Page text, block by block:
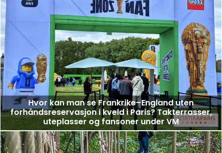
Hvor kan man se Frankrike–England uten
forhåndsreservasjon i kveld i Paris? Takterrasser,
uteplasser og fansoner under VM